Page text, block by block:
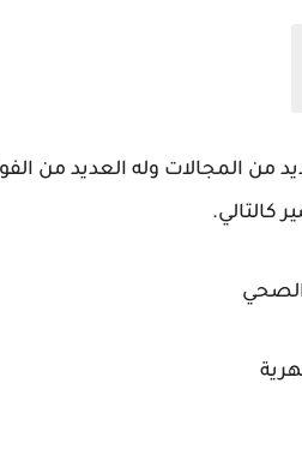
المجالات وله العديد من
كالتالي.
الصحي